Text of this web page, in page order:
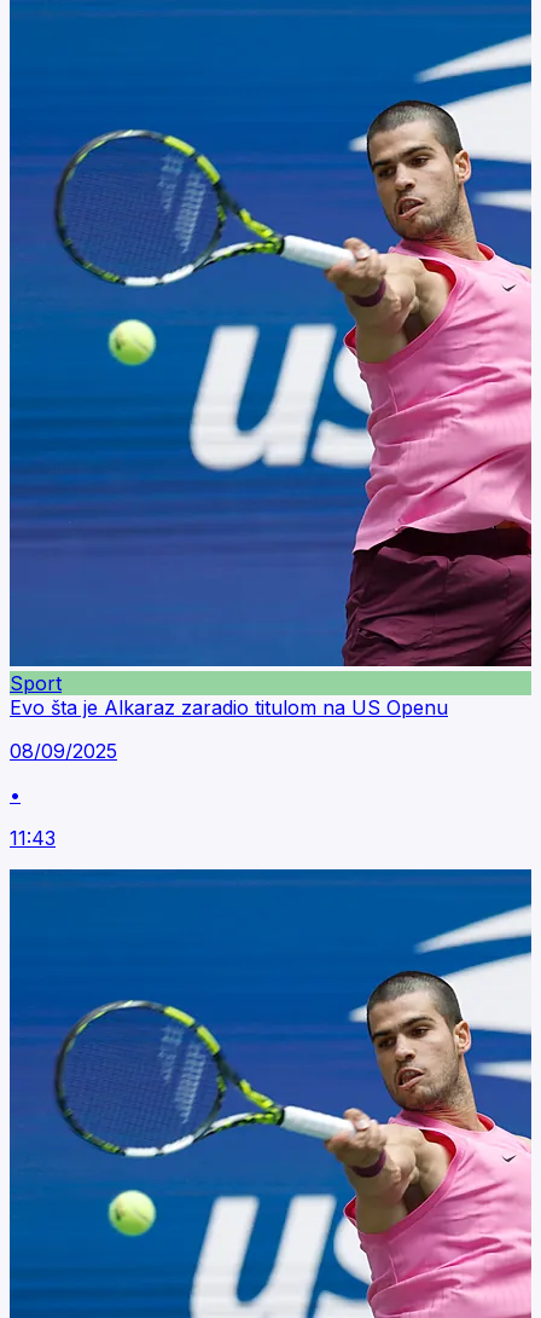
Sport
Evo šta je Alkaraz zaradio titulom na US Openu
08/09/2025
•
11:43